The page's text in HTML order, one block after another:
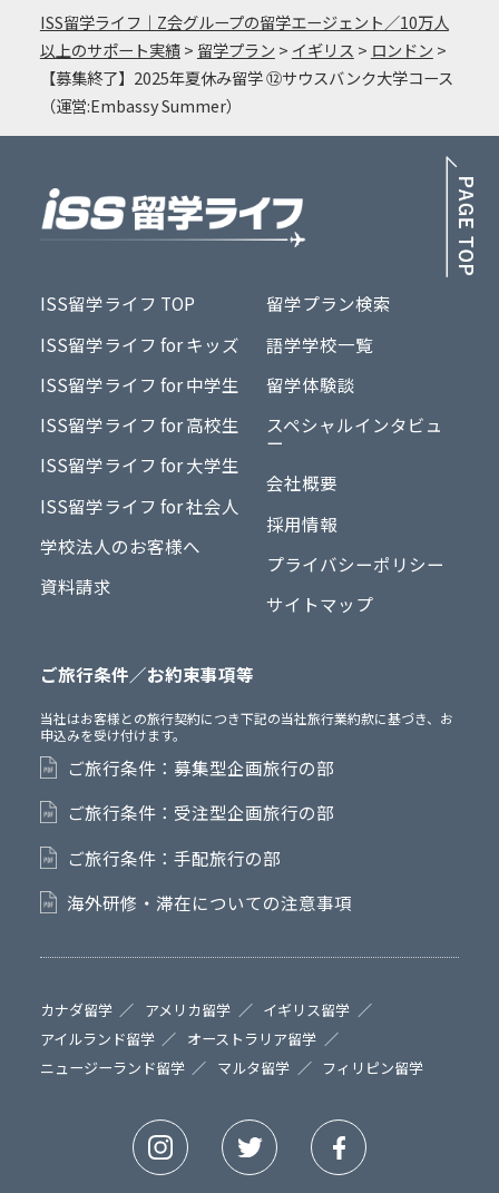
ISS留学ライフ｜Z会グループの留学エージェント／10万人
以上のサポート実績> 留学プラン > イギリス > ロンドン >
【募集終了】2025年夏休み留学 ⑫サウスバンク大学コース
（運営:Embassy Summer）
ISS留学ライフ TOP
ISS留学ライフ for キッズ
ISS留学ライフ for 中学生
ISS留学ライフ for 高校生
ISS留学ライフ for 大学生
ISS留学ライフ for 社会人
学校法人のお客様へ
資料請求
留学プラン検索
語学学校一覧
留学体験談
スペシャルインタビュ
ー
会社概要
採用情報
プライバシーポリシー
サイトマップ
ご旅行条件／お約束事項等
当社はお客様との旅行契約につき下記の当社旅行業約款に基づき、お
申込みを受け付けます。
ご旅行条件：募集型企画旅行の部
ご旅行条件：受注型企画旅行の部
ご旅行条件：手配旅行の部
海外研修・滞在についての注意事項
カナダ留学 アメリカ留学
イギリス留学
アイルランド留学
オーストラリア留学
ニュージーランド留学
マルタ留学 フィリピン留学